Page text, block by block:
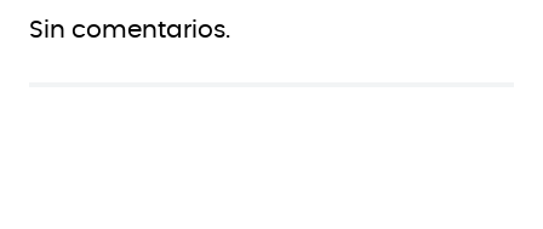
Sin comentarios.